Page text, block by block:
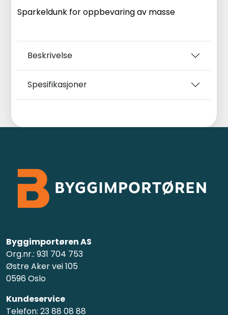
Sparkeldunk for oppbevaring av masse
Beskrivelse
Spesifikasjoner
Byggimportøren AS
Org.nr.: 931 704 753
Østre Aker vei 105
0596 Oslo
Kundeservice
Telefon: 23 88 08 88